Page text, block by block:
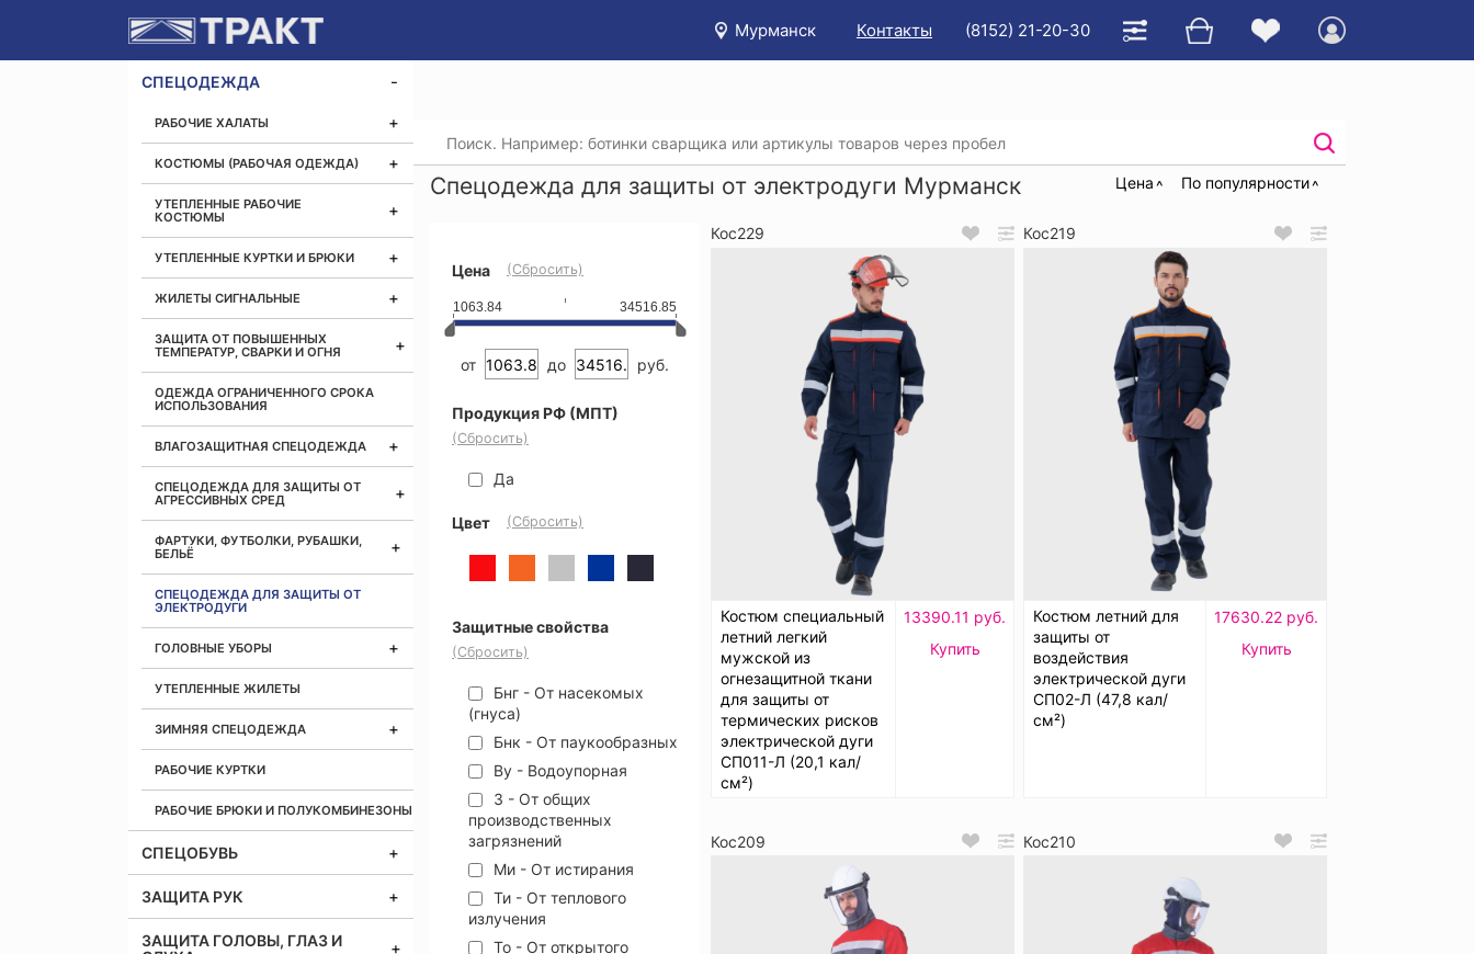
Мурманск Контакты (8152) 21-20-30
СПЕЦОДЕЖДА
РАБОЧИЕ ХАЛАТЫ
КОСТЮМЫ (РАБОЧАЯ ОДЕЖДА)
УТЕПЛЕННЫЕ РАБОЧИЕ
КОСТЮМЫ
УТЕПЛЕННЫЕ КУРТКИ И БРЮКИ
ЖИЛЕТЫ СИГНАЛЬНЫЕ
ЗАЩИТА ОТ ПОВЫШЕННЫХ
ТЕМПЕРАТУР, СВАРКИ И ОГНЯ
ОДЕЖДА ОГРАНИЧЕННОГО СРОКА
ИСПОЛЬЗОВАНИЯ
ВЛАГОЗАЩИТНАЯ СПЕЦОДЕЖДА
СПЕЦОДЕЖДА ДЛЯ ЗАЩИТЫ ОТ
АГРЕССИВНЫХ СРЕД
ФАРТУКИ, ФУТБОЛКИ, РУБАШКИ,
БЕЛЬЁ
СПЕЦОДЕЖДА ДЛЯ ЗАЩИТЫ ОТ
ЭЛЕКТРОДУГИ
ГОЛОВНЫЕ УБОРЫ
УТЕПЛЕННЫЕ ЖИЛЕТЫ
ЗИМНЯЯ СПЕЦОДЕЖДА
РАБОЧИЕ КУРТКИ
РАБОЧИЕ БРЮКИ И ПОЛУКОМБИНЕЗОНЫ
СПЕЦОБУВЬ
ЗАЩИТА РУК
ЗАЩИТА ГОЛОВЫ, ГЛАЗ И
Спецодежда для защиты от электродуги Мурманск Цена По популярности
Цена (Сбросить)
1063.84 34516.85
от до руб.
Продукция РФ (МПТ)
(Сбросить)
Да
Цвет (Сбросить)
Защитные свойства
(Сбросить)
Бнг - От насекомых
(гнуса)
Бнк - От паукообразных
Ву - Водоупорная
З - От общих
производственных
загрязнений
Ми - От истирания
Ти - От теплового
излучения
То - От открытого
Кос229
Костюм специальный
летний легкий
мужской из
огнезащитной ткани
для защиты от
термических рисков
электрической дуги
СП011-Л (20,1 кал/
см²)
13390.11 руб.
Купить
Кос219
Костюм летний для
защиты от
воздействия
электрической дуги
СП02-Л (47,8 кал/
см²)
17630.22 руб.
Купить
Кос209 Кос210